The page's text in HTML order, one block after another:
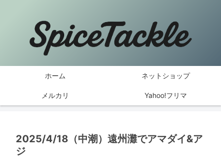
ホーム ネットショップ
メルカリ Yahoo!フリマ
2025/4/18（中潮）遠州灘でアマダイ&ア
ジ